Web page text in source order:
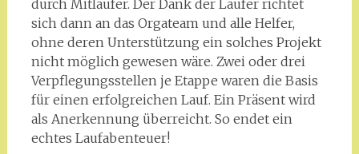
durch Mitläufer. Der Dank der Läufer richtet
sich dann an das Orgateam und alle Helfer,
ohne deren Unterstützung ein solches Projekt
nicht möglich gewesen wäre. Zwei oder drei
Verpflegungsstellen je Etappe waren die Basis
für einen erfolgreichen Lauf. Ein Präsent wird
als Anerkennung überreicht. So endet ein
echtes Laufabenteuer!